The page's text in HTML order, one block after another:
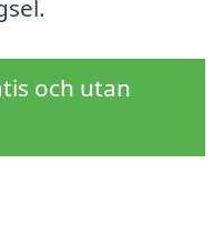
och utan